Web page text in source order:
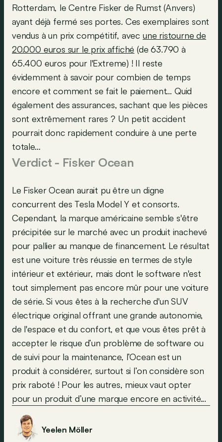
Rotterdam, le Centre Fisker de Rumst (Anvers)
ayant déjà fermé ses portes. Ces exemplaires sont
vendus à un prix compétitif, avec une ristourne de
20.000 euros sur le prix affiché (de 63.790 à
65.400 euros pour l'Extreme) ! Il reste
évidemment à savoir pour combien de temps
encore et comment se fait le paiement… Quid
également des assurances, sachant que les pièces
sont extrêmement rares ? Un petit accident
pourrait donc rapidement conduire à une perte
totale…
Verdict - Fisker Ocean
Le Fisker Ocean aurait pu être un digne
concurrent des Tesla Model Y et consorts.
Cependant, la marque américaine semble s'être
précipitée sur le marché avec un produit inachevé
pour pallier au manque de financement. Le résultat
est une voiture très réussie en termes de style
intérieur et extérieur, mais dont le software n'est
tout simplement pas encore mûr pour une voiture
de série. Si vous êtes à la recherche d'un SUV
électrique original offrant une grande autonomie,
de l'espace et du confort, et que vous êtes prêt à
accepter le risque d’un problème de software ou
de suivi pour la maintenance, l’Ocean est un
produit à considérer, surtout si l’on considère son
prix raboté ! Pour les autres, mieux vaut opter
pour un produit d’une marque encore en activité...
Yeelen Möller